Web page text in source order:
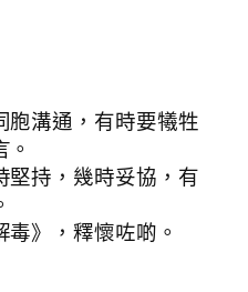
胞溝通，有時要犧牲
堅持，幾時妥協，有
毒》，釋懷咗啲。